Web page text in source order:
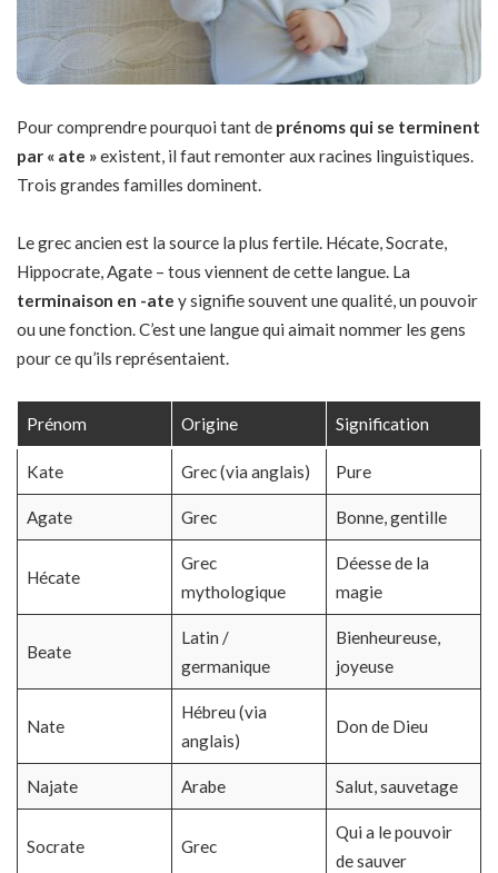
Pour comprendre pourquoi tant de prénoms qui se terminent
par « ate »existent, il faut remonter aux racines linguistiques.
Trois grandes familles dominent.
Le grec ancien est la source la plus fertile. Hécate, Socrate,
Hippocrate, Agate – tous viennent de cette langue. La
terminaison en -ate y signifie souvent une qualité, un pouvoir
ou une fonction. C’est une langue qui aimait nommer les gens
pour ce qu’ils représentaient.
Prénom Origine Signification
Kate Grec (via anglais) Pure
Agate Grec Bonne, gentille
Hécate
Grec
mythologique
Déesse de la
magie
Beate
Latin /
germanique
Bienheureuse,
joyeuse
Nate
Hébreu (via
anglais)
Don de Dieu
Najate Arabe Salut, sauvetage
Socrate Grec
Qui a le pouvoir
de sauver